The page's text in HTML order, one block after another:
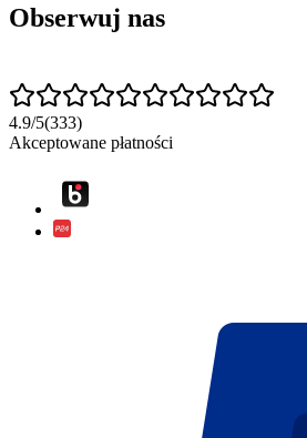
Obserwuj nas
4.9/5(333)
Akceptowane płatności